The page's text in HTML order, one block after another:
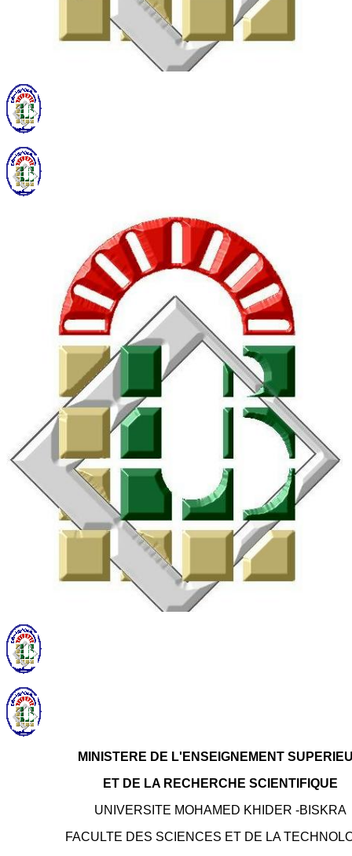
MINISTERE DE L'ENSEIGNEMENT
ET DE LA RECHERCHE SCIENTIFIQUE
UNIVERSITE MOHAMED KHIDER -BISKRA
FACULTE DES SCIENCES ET DE LA